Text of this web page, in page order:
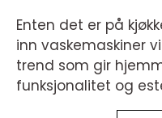
Enten det er på
inn vaskemaskiner
trend som gir
funksjonalitet og